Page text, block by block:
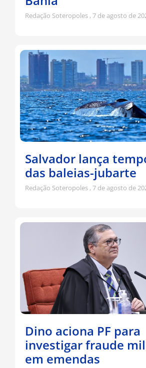
Redação Soteropoles 7 de agosto de
Salvador lança
das baleias-jubarte
Redação Soteropoles 7 de agosto de
Dino aciona PF para
investigar fraude
em emendas